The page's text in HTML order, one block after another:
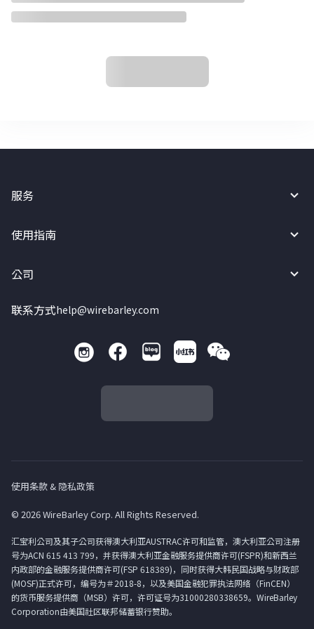
服务
使用指南
公司
联系方式help@wirebarley.com
使用条款 & 隐私政策
© 2026 WireBarley Corp. All Rights Reserved.
汇宝利公司及其子公司获得澳大利亚AUSTRAC许可和监管，澳大利亚公司注册
号为ACN 615 413 799，并获得澳大利亚金融服务提供商许可(FSPR)和新西兰
内政部的金融服务提供商许可(FSP 618389)，同时获得大韩民国战略与财政部
(MOSF)正式许可，编号为＃2018-8，以及美国金融犯罪执法网络（FinCEN）
的货币服务提供商（MSB）许可，许可证号为31000280338659。WireBarley
Corporation由美国社区联邦储蓄银行赞助。